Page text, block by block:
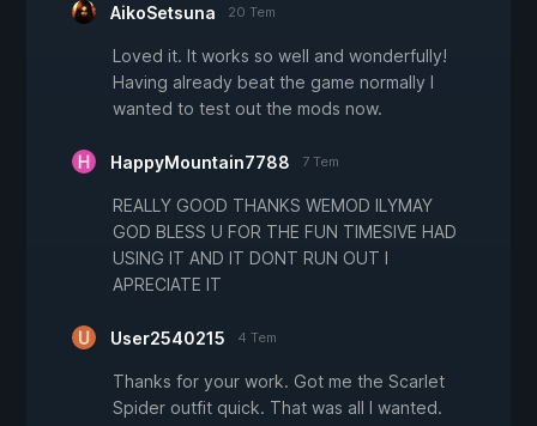
AikoSetsuna 20 Tem
Loved it. It works so well and wonderfully!
Having already beat the game normally I
wanted to test out the mods now.
HappyMountain7788 7 Tem
REALLY GOOD THANKS WEMOD ILYMAY
GOD BLESS U FOR THE FUN TIMESIVE HAD
USING IT AND IT DONT RUN OUT I
APRECIATE IT
User2540215 4 Tem
Thanks for your work. Got me the Scarlet
Spider outfit quick. That was all I wanted.